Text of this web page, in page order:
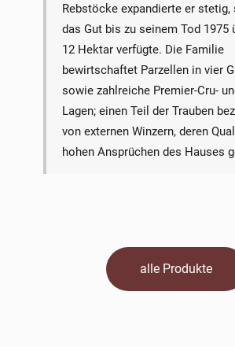
Rebstöcke expandierte er stetig,
das Gut bis zu seinem Tod 1975
12 Hektar verfügte. Die Familie
bewirtschaftet Parzellen in vier
sowie zahlreiche Premier-Cru-
Lagen; einen Teil der Trauben
von externen Winzern, deren
hohen Ansprüchen des Hauses
alle Produkte